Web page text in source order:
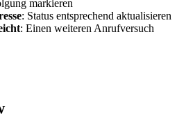
markieren
: Status entsprechend aktualisieren
: Einen weiteren Anrufversuch